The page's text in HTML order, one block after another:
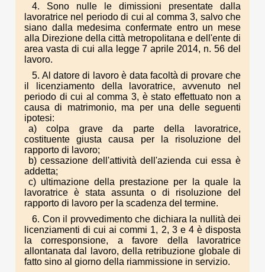
4. Sono nulle le dimissioni presentate dalla
lavoratrice nel periodo di cui al comma 3, salvo che
siano dalla medesima confermate entro un mese
alla Direzione della città metropolitana e dell'ente di
area vasta di cui alla legge 7 aprile 2014, n. 56 del
lavoro.
5. Al datore di lavoro è data facoltà di provare che
il licenziamento della lavoratrice, avvenuto nel
periodo di cui al comma 3, è stato effettuato non a
causa di matrimonio, ma per una delle seguenti
ipotesi:
a) colpa grave da parte della lavoratrice,
costituente giusta causa per la risoluzione del
rapporto di lavoro;
b) cessazione dell'attività dell'azienda cui essa è
addetta;
c) ultimazione della prestazione per la quale la
lavoratrice è stata assunta o di risoluzione del
rapporto di lavoro per la scadenza del termine.
6. Con il provvedimento che dichiara la nullità dei
licenziamenti di cui ai commi 1, 2, 3 e 4 è disposta
la corresponsione, a favore della lavoratrice
allontanata dal lavoro, della retribuzione globale di
fatto sino al giorno della riammissione in servizio.